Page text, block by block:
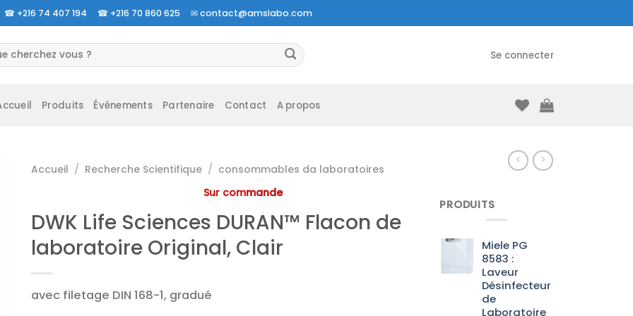
☎ +216 74 407 194 ☎ +216 70 860 625 ✉contact@amslabo.com
Se connecter
Produits Événements Partenaire Contact A propos
Accueil / Recherche Scientifique / consommables da laboratoires
Sur commande
DWK Life Sciences DURAN™ Flacon de
laboratoire Original, Clair
avec filetage DIN 168-1, gradué
PRODUITS
Miele PG
8583 :
Laveur
Désinfecteur
de
Laboratoire